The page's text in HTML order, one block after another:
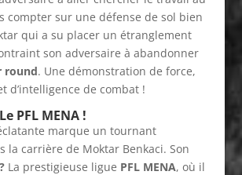
compter sur une défense de sol bien
qui a su placer un étranglement
son adversaire à abandonner
round. Une démonstration de force,
d’intelligence de combat !
PFL MENA !
marque un tournant
la carrière de Moktar Benkaci. Son
La prestigieuse ligue PFL MENA, où il